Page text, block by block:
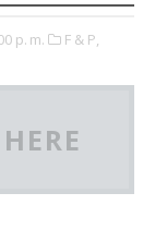
p. m.
F & P,